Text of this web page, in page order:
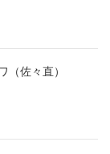
（佐々直）